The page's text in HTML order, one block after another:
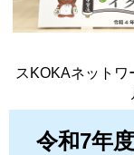
イ
スKOKAネットワ
令和7年